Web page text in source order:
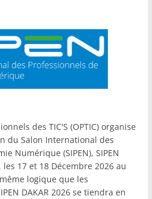
des TIC'S (OPTIC) organise
du Salon International des
Numérique (SIPEN), SIPEN
les 17 et 18 Décembre 2026 au
logique que les
DAKAR 2026 se tiendra en